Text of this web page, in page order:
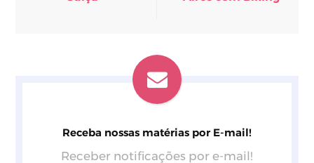
Receba nossas matérias por E-mail!
Receber notificações por e-mail!